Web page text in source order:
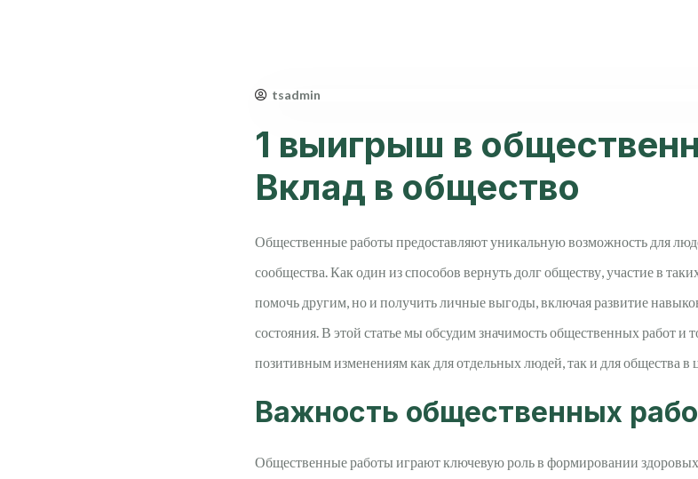
tsadmin
1 выигрыш в
Вклад в общество
Общественные работы предоставляют уникальную возможность для
сообщества. Как один из способов вернуть долг обществу, участие в
помочь другим, но и получить личные выгоды, включая развитие
состояния. В этой статье мы обсудим значимость общественных работ и
позитивным изменениям как для отдельных людей, так и для общества в
Важность общественных
Общественные работы играют ключевую роль в формировании